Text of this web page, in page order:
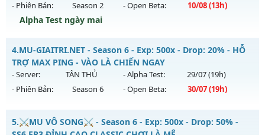
Exp: 150x - Drop: 10%
Kiểu reset: Reset In Game
Antihack: IGMU.DEV
- Phiên Bản:
Season 2 - Open Beta: 10/08(13h)
Alpha Test ngày mai
Mu mới ra tháng 08 2026 - Mở máy chủ
13h ngày 10/08/2626
Exp: 200x - Drop: 20%
Thể loại: Mu Nguyên bản Webzen
4.MU-GIAITRI.NET - Season 6 - Exp: 500x - Drop: 20% - HỖ
TRỢ MAX PING - VÀO LÀ CHIẾN NGAY
- Server: TÂN THỦ - Alpha Test: 29/07(19h)
- Phiên Bản:
Season 6 - Open Beta: 30/07(19h)
MU-GIAITRI.NET - HỖ TRỢ MAX PING - VÀO LÀ CHIẾN NGAY
5.⚔️MU VÔ SONG⚔️ - Season 6 - Exp: 500x - Drop: 50% -